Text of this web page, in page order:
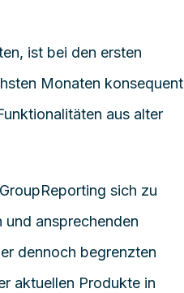
ist bei den ersten
Monaten konsequent
aus alter
sich zu
ansprechenden
dennoch begrenzten
aktuellen Produkte in